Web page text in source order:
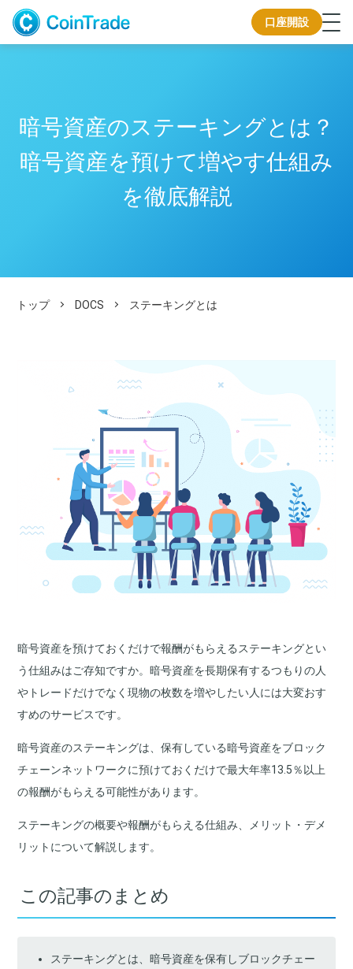
口座開設
暗号資産のステーキングとは？
暗号資産を預けて増やす仕組み
を徹底解説
トップ DOCS ステーキングとは
暗号資産を預けておくだけで報酬がもらえるステーキングとい
う仕組みはご存知ですか。暗号資産を長期保有するつもりの人
やトレードだけでなく現物の枚数を増やしたい人には大変おす
すめのサービスです。
暗号資産のステーキングは、保有している暗号資産をブロック
チェーンネットワークに預けておくだけで最大年率13.5％以上
の報酬がもらえる可能性があります。
ステーキングの概要や報酬がもらえる仕組み、メリット・デメ
リットについて解説します。
この記事のまとめ
ステーキングとは、暗号資産を保有しブロックチェー